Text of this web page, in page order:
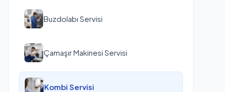
Buzdolabı Servisi
Çamaşır Makinesi Servisi
Kombi Servisi